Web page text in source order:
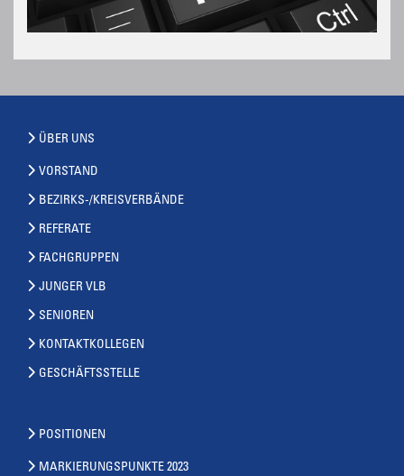
ÜBER UNS
VORSTAND
BEZIRKS-/KREISVERBÄNDE
REFERATE
FACHGRUPPEN
JUNGER VLB
SENIOREN
KONTAKTKOLLEGEN
GESCHÄFTSSTELLE
POSITIONEN
MARKIERUNGSPUNKTE 2023